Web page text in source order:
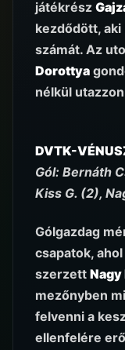
játékrész
kezdődött,
számát. Az
Dorottya
nélkül
DVTK-
Gól: Bernáth
Kiss G. (2),
Gólgazdag
csapatok,
szerzett Nagy
mezőnyben
felvenni a
ellenfelére